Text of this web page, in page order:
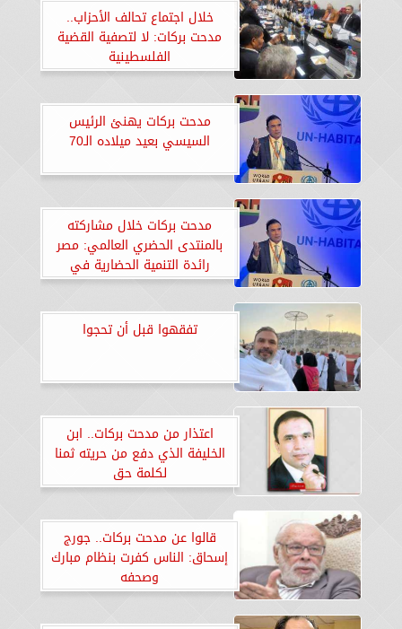
خلال اجتماع تحالف الأحزاب..
مدحت بركات: لا لتصفية القضية
الفلسطينية
مدحت بركات يهنئ الرئيس
السيسي بعيد ميلاده الـ70
مدحت بركات خلال مشاركته
بالمنتدى الحضري العالمي: مصر
رائدة التنمية الحضارية في
إفريقيا.. «صور»
تفقهوا قبل أن تحجوا
اعتذار من مدحت بركات.. ابن
الخليفة الذي دفع من حريته ثمنا
لكلمة حق
قالوا عن مدحت بركات.. جورج
إسحاق: الناس كفرت بنظام مبارك
وصحفه